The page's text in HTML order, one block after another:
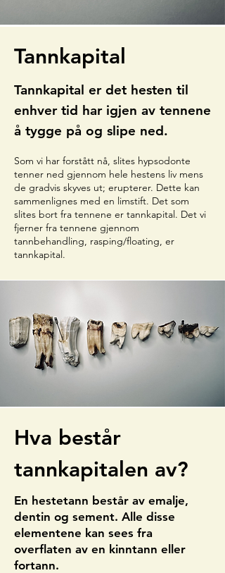
Tannkapital
Tannkapital er det hesten til
enhver tid har igjen av tennene
å tygge på og slipe ned.
Som vi har forstått nå, slites hypsodonte
tenner ned gjennom hele hestens liv mens
de gradvis skyves ut; erupterer. Dette kan
sammenlignes med en limstift. Det som
slites bort fra tennene er tannkapital. Det vi
fjerner fra tennene gjennom
tannbehandling, rasping/floating, er
tannkapital.
Hva består
tannkapitalen av?
En hestetann består av emalje,
dentin og sement. Alle disse
elementene kan sees fra
overflaten av en kinntann eller
fortann.